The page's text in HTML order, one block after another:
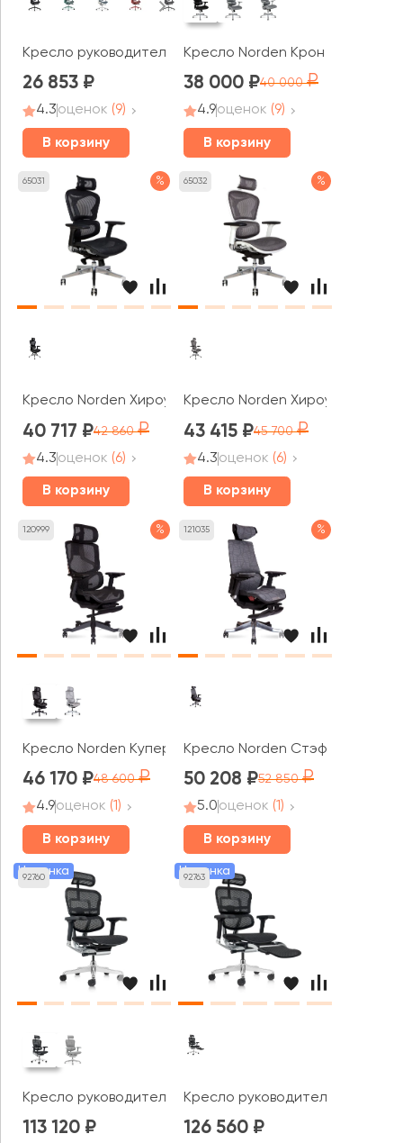
Кресло руководителя RV ДИЗАЙН Арго / Argo (W-228)
26 853
4.3оценок (9)
В корзину
Кресло Norden Крон
38 000 40 000
4.9оценок (9)
В корзину
65031 %
Кресло Norden Хироу / Hero black
40 717 42 860
4.3оценок (6)
В корзину
65032 %
Кресло Norden Хироу / Hero
43 415 45 700
4.3оценок (6)
В корзину
120999 %
Кресло Norden Купер / Cooper
46 170 48 600
4.9оценок (1)
В корзину
121035 %
Кресло Norden Стэф / Стэп /
50 208 52 850
5.0оценок (1)
В корзину
92760
Новинка
Кресло руководителя Ergohuman Elite 2 HAM
113 120
92763
Новинка
Кресло руководителя
126 560